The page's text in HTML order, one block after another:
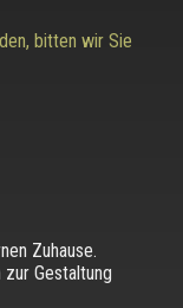
bitten wir Sie
Zuhause.
Gestaltung